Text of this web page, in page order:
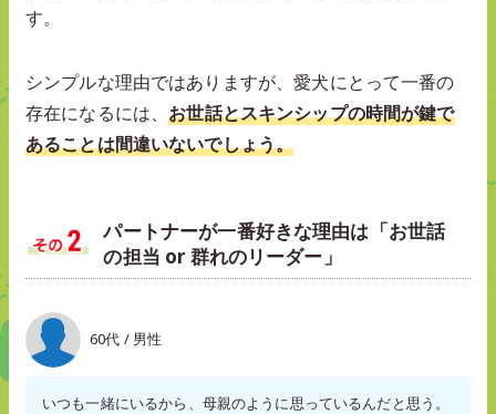
す。
シンプルな理由ではありますが、愛犬にとって一番の
存在になるには、お世話とスキンシップの時間が鍵で
あることは間違いないでしょう。
パートナーが一番好きな理由は「お世話
の担当 or 群れのリーダー」
60代 / 男性
いつも一緒にいるから、母親のように思っているんだと思う。